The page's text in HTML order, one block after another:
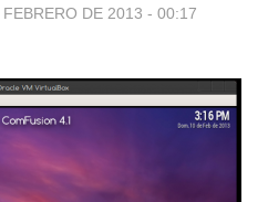
FEBRERO DE 2013 - 00:17